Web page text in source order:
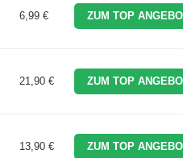
6,99 € ZUM TOP
21,90 € ZUM TOP
13,90 € ZUM TOP